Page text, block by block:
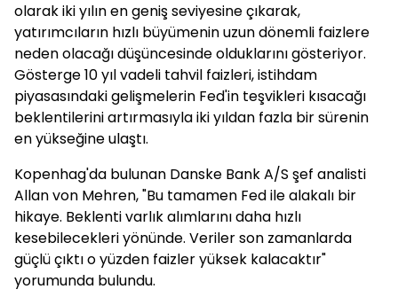
olarak iki yılın en geniş seviyesine çıkarak,
yatırımcıların hızlı büyümenin uzun dönemli faizlere
neden olacağı düşüncesinde olduklarını gösteriyor.
Gösterge 10 yıl vadeli tahvil faizleri, istihdam
piyasasındaki gelişmelerin Fed'in teşvikleri kısacağı
beklentilerini artırmasıyla iki yıldan fazla bir sürenin
en yükseğine ulaştı.
Kopenhag'da bulunan Danske Bank A/S şef analisti
Allan von Mehren, "Bu tamamen Fed ile alakalı bir
hikaye. Beklenti varlık alımlarını daha hızlı
kesebilecekleri yönünde. Veriler son zamanlarda
güçlü çıktı o yüzden faizler yüksek kalacaktır"
yorumunda bulundu.